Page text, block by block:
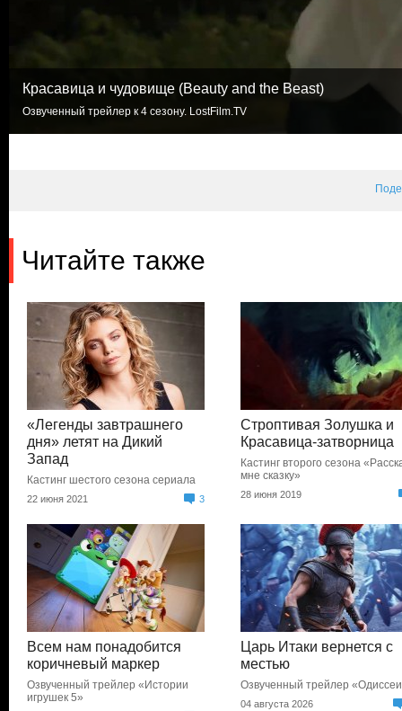
Красавица и чудовище (Beauty and the Beast)
Озвученный трейлер к 4 сезону. LostFilm.TV
Читайте также
«Легенды завтрашнего
дня» летят на Дикий
Запад
Кастинг шестого сезона сериала
22 июня 2021 3
Строптивая Золушка и
Красавица-затворница
Кастинг второго сезона
мне сказку»
28 июня 2019
Всем нам понадобится
коричневый маркер
Озвученный трейлер «Истории
игрушек 5»
Царь Итаки вернется с
местью
Озвученный трейлер
04 августа 2026